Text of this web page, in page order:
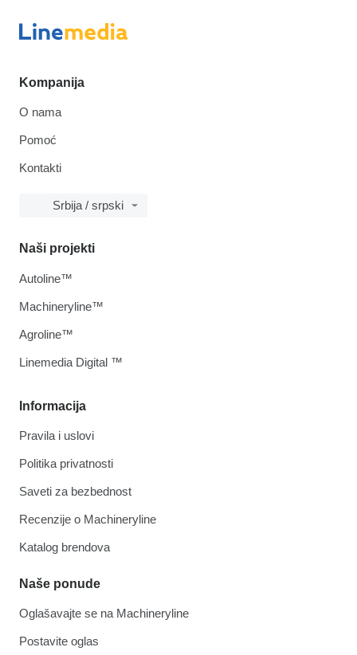
Kompanija
O nama
Pomoć
Kontakti
Srbija / srpski
Informacija
Pravila i uslovi
Politika privatnosti
Saveti za bezbednost
Recenzije o Machineryline
Katalog brendova
Naše ponude
Oglašavajte se na Machineryline
Postavite oglas
Naši projekti
Autoline™
Machineryline™
Agroline™
Linemedia Digital ™